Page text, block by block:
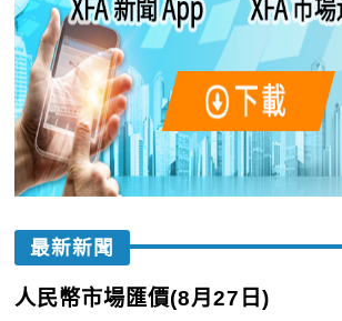
最新新聞
人民幣市場匯價(8月27日)